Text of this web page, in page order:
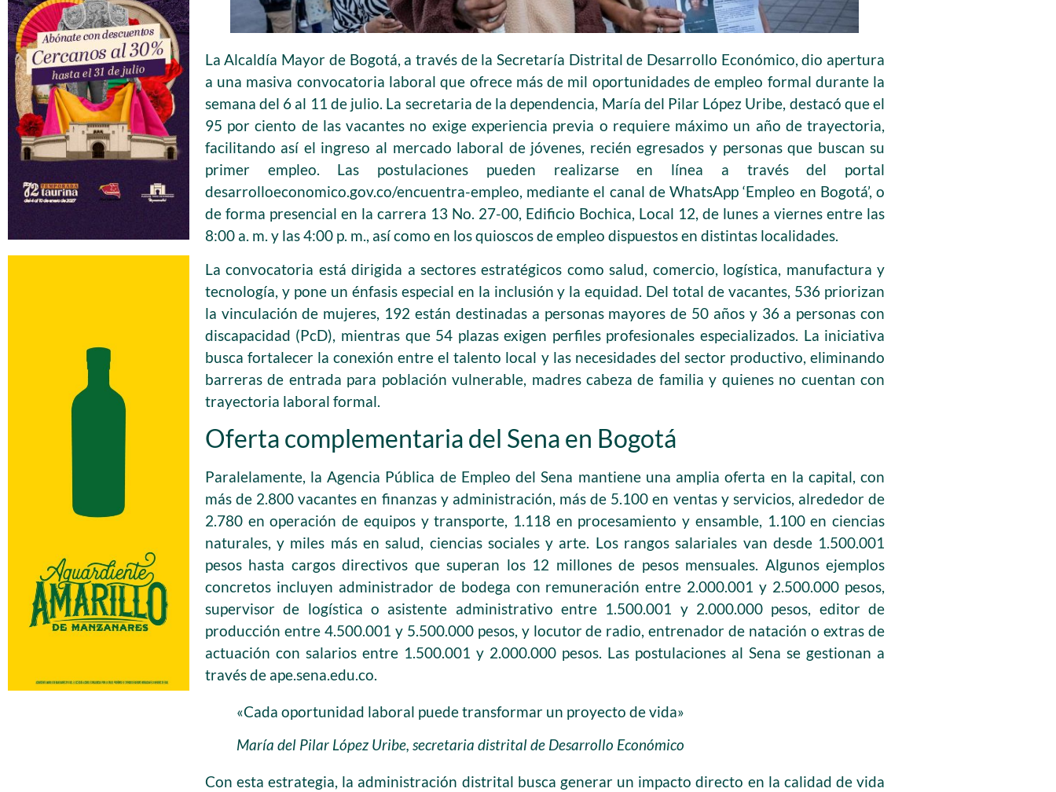
La Alcaldía Mayor de Bogotá, a través de la Secretaría Distrital de Desarrollo Económico, dio apertura
a una masiva convocatoria laboral que ofrece más de mil oportunidades de empleo formal durante la
semana del 6 al 11 de julio. La secretaria de la dependencia, María del Pilar López Uribe, destacó que el
95 por ciento de las vacantes no exige experiencia previa o requiere máximo un año de trayectoria,
facilitando así el ingreso al mercado laboral de jóvenes, recién egresados y personas que buscan su
primer empleo. Las postulaciones pueden realizarse en línea a través del portal
desarrolloeconomico.gov.co/encuentra-empleo, mediante el canal de WhatsApp ‘Empleo en Bogotá’, o
de forma presencial en la carrera 13 No. 27-00, Edificio Bochica, Local 12, de lunes a viernes entre las
8:00 a. m. y las 4:00 p. m., así como en los quioscos de empleo dispuestos en distintas localidades.
La convocatoria está dirigida a sectores estratégicos como salud, comercio, logística, manufactura y
tecnología, y pone un énfasis especial en la inclusión y la equidad. Del total de vacantes, 536 priorizan
la vinculación de mujeres, 192 están destinadas a personas mayores de 50 años y 36 a personas con
discapacidad (PcD), mientras que 54 plazas exigen perfiles profesionales especializados. La iniciativa
busca fortalecer la conexión entre el talento local y las necesidades del sector productivo, eliminando
barreras de entrada para población vulnerable, madres cabeza de familia y quienes no cuentan con
trayectoria laboral formal.
Oferta complementaria del Sena en Bogotá
Paralelamente, la Agencia Pública de Empleo del Sena mantiene una amplia oferta en la capital, con
más de 2.800 vacantes en finanzas y administración, más de 5.100 en ventas y servicios, alrededor de
2.780 en operación de equipos y transporte, 1.118 en procesamiento y ensamble, 1.100 en ciencias
naturales, y miles más en salud, ciencias sociales y arte. Los rangos salariales van desde 1.500.001
pesos hasta cargos directivos que superan los 12 millones de pesos mensuales. Algunos ejemplos
concretos incluyen administrador de bodega con remuneración entre 2.000.001 y 2.500.000 pesos,
supervisor de logística o asistente administrativo entre 1.500.001 y 2.000.000 pesos, editor de
producción entre 4.500.001 y 5.500.000 pesos, y locutor de radio, entrenador de natación o extras de
actuación con salarios entre 1.500.001 y 2.000.000 pesos. Las postulaciones al Sena se gestionan a
través de ape.sena.edu.co.
«Cada oportunidad laboral puede transformar un proyecto de vida»
María del Pilar López Uribe, secretaria distrital de Desarrollo Económico
Con esta estrategia, la administración distrital busca generar un impacto directo en la calidad de vida